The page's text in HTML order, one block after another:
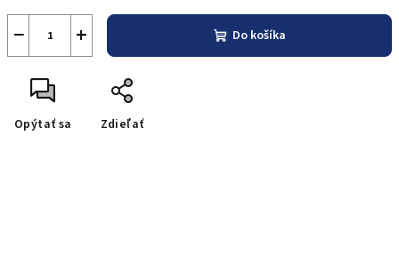
+
− Do košíka
Opýtať sa Zdieľať